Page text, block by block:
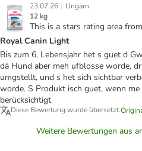
23.07.26 | Ungarn
12 kg
This is a stars rating area
Royal Canin Light
Bis zum 6. Lebensjahr het s guet d
dä Hund aber meh ufblosse worde,
umgstellt, und s het sich sichtbar
worde. S Produkt isch guet, wenn
berücksichtigt.
Diese Bewertung wurde übersetzt.
Weitere Bewertungen aus